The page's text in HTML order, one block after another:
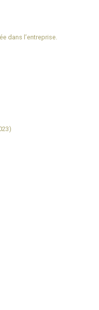
dans l’entreprise.